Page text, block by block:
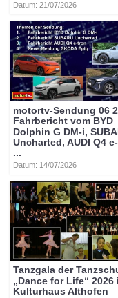
Datum: 21/07/2026
motortv-Sendung 06
Fahrbericht vom BYD
Dolphin G DM-i,
Uncharted, AUDI Q4
...
Datum: 14/07/2026
Tanzgala der
„Dance for Life“ 2026
Kulturhaus Althofen